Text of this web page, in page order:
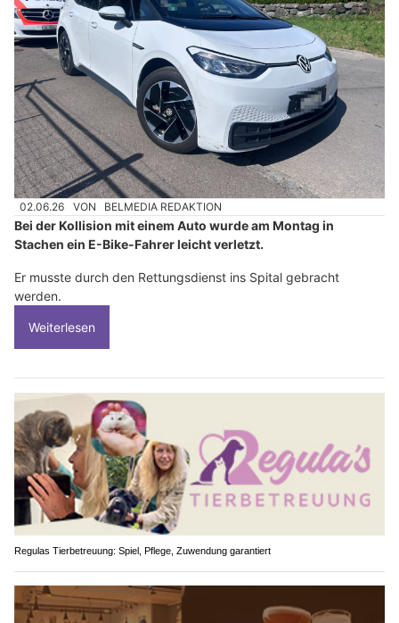
02.06.26 VON BELMEDIA REDAKTION
Bei der Kollision mit einem Auto wurde am Montag in
Stachen ein E-Bike-Fahrer leicht verletzt.
Er musste durch den Rettungsdienst ins Spital gebracht
werden.
Weiterlesen
Regulas Tierbetreuung: Spiel, Pflege, Zuwendung garantiert